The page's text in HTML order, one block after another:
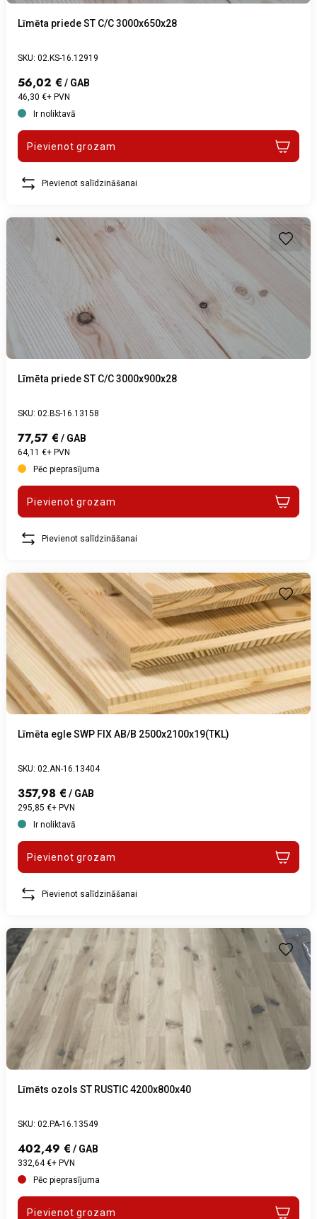
Līmēta priede ST C/C 3000x650x28
SKU: 02.KS-16.12919
56,02 € / GAB
46,30 €+ PVN
Ir noliktavā
Pievienot grozam
Pievienot salīdzināšanai
Līmēta priede ST C/C 3000x900x28
SKU: 02.BS-16.13158
77,57 € / GAB
64,11 €+ PVN
Pēc pieprasījuma
Pievienot grozam
Pievienot salīdzināšanai
Līmēta egle SWP FIX AB/B 2500x2100x19(TKL)
SKU: 02.AN-16.13404
357,98 € / GAB
295,85 €+ PVN
Ir noliktavā
Pievienot grozam
Pievienot salīdzināšanai
Līmēts ozols ST RUSTIC 4200x800x40
SKU: 02.PA-16.13549
402,49 € / GAB
332,64 €+ PVN
Pēc pieprasījuma
Pievienot grozam